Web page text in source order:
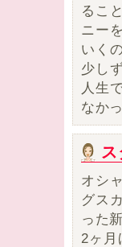
るこ
ニー
いく
少し
人生
なか
オシ
グス
った
2ヶ月